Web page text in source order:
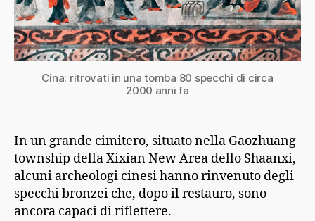
Cina: ritrovati in una tomba 80 specchi di circa
2000 anni fa
In un grande cimitero, situato nella Gaozhuang
township della Xixian New Area dello Shaanxi,
alcuni archeologi cinesi hanno rinvenuto degli
specchi bronzei che, dopo il restauro, sono
ancora capaci di riflettere.